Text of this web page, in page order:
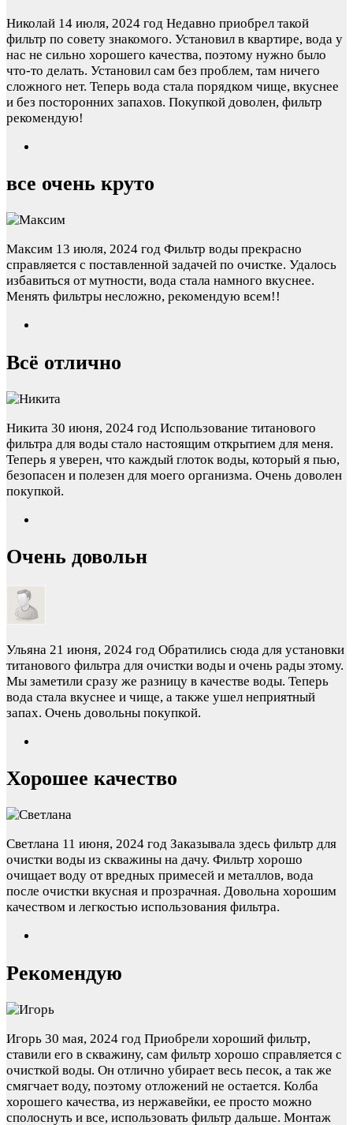
Николай 14 июля, 2024 год Недавно приобрел такой
фильтр по совету знакомого. Установил в квартире, вода у
нас не сильно хорошего качества, поэтому нужно было
что-то делать. Установил сам без проблем, там ничего
сложного нет. Теперь вода стала порядком чище, вкуснее
и без посторонних запахов. Покупкой доволен, фильтр
рекомендую!
все очень круто
Максим 13 июля, 2024 год Фильтр воды прекрасно
справляется с поставленной задачей по очистке. Удалось
избавиться от мутности, вода стала намного вкуснее.
Менять фильтры несложно, рекомендую всем!!
Всё отлично
Никита 30 июня, 2024 год Использование титанового
фильтра для воды стало настоящим открытием для меня.
Теперь я уверен, что каждый глоток воды, который я пью,
безопасен и полезен для моего организма. Очень доволен
покупкой.
Очень довольн
Ульяна 21 июня, 2024 год Обратились сюда для установки
титанового фильтра для очистки воды и очень рады этому.
Мы заметили сразу же разницу в качестве воды. Теперь
вода стала вкуснее и чище, а также ушел неприятный
запах. Очень довольны покупкой.
Хорошее качество
Светлана 11 июня, 2024 год Заказывала здесь фильтр для
очистки воды из скважины на дачу. Фильтр хорошо
очищает воду от вредных примесей и металлов, вода
после очистки вкусная и прозрачная. Довольна хорошим
качеством и легкостью использования фильтра.
Рекомендую
Игорь 30 мая, 2024 год Приобрели хороший фильтр,
ставили его в скважину, сам фильтр хорошо справляется с
очисткой воды. Он отлично убирает весь песок, а так же
смягчает воду, поэтому отложений не остается. Колба
хорошего качества, из нержавейки, ее просто можно
сполоснуть и все, использовать фильтр дальше. Монтаж